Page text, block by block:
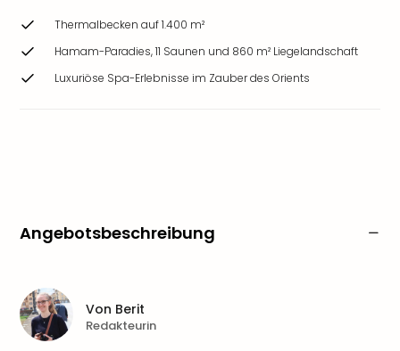
Thermalbecken auf 1.400 m²
Hamam-Paradies, 11 Saunen und 860 m² Liegelandschaft
Luxuriöse Spa-Erlebnisse im Zauber des Orients
Angebotsbeschreibung
Von Berit
Redakteurin